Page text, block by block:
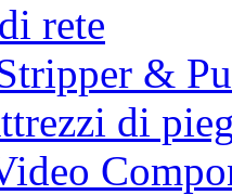
rete
&
di